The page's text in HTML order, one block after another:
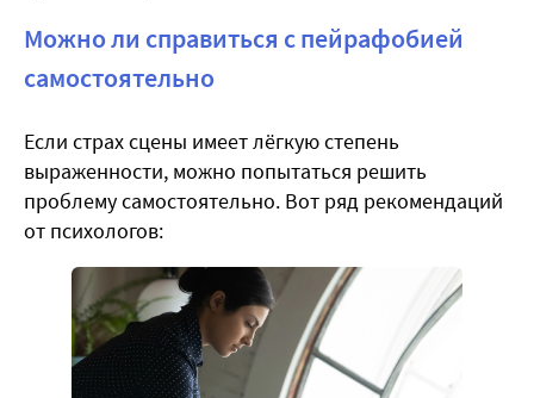
Можно ли справиться с пейрафобией
самостоятельно
Если страх сцены имеет лёгкую степень
выраженности, можно попытаться решить
проблему самостоятельно. Вот ряд рекомендаций
от психологов: